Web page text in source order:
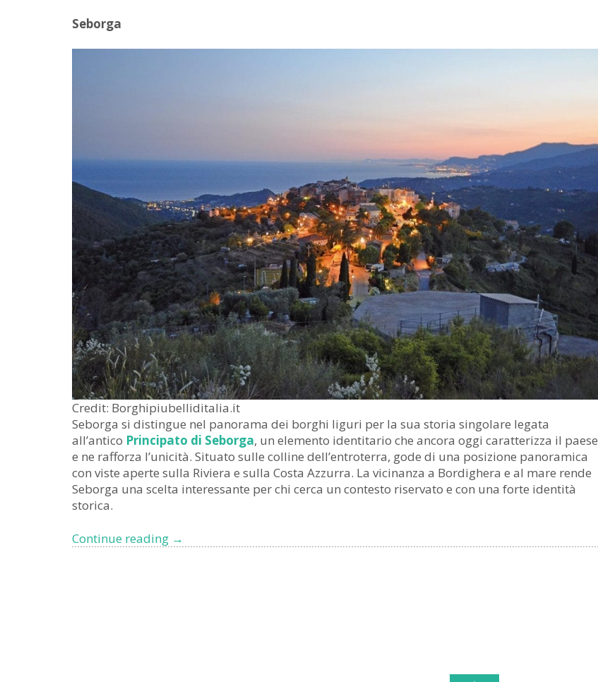
Seborga
Credit: Borghipiubelliditalia.it
Seborga si distingue nel panorama dei borghi liguri per la sua storia singolare legata
all’antico Principato di Seborga, un elemento identitario che ancora oggi caratterizza il paese
e ne rafforza l’unicità. Situato sulle colline dell’entroterra, gode di una posizione panoramica
con viste aperte sulla Riviera e sulla Costa Azzurra. La vicinanza a Bordighera e al mare rende
Seborga una scelta interessante per chi cerca un contesto riservato e con una forte identità
storica.
Continue reading I→